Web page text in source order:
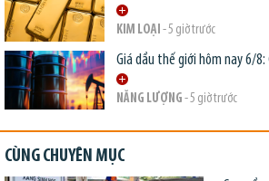
KIM LOẠI - 5 giờ trước
Giá dầu thế giới hôm nay 6/8:
NĂNG LƯỢNG - 5 giờ trước
CÙNG CHUYÊN MỤC